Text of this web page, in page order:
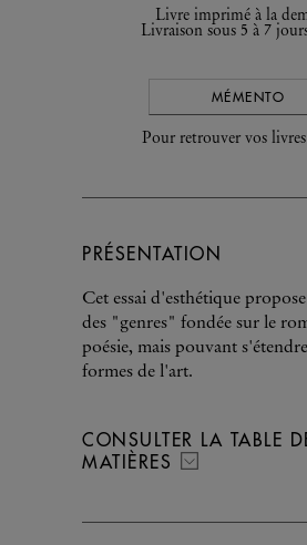
Livre imprimé à la
Livraison sous 5 à 7
MÉMENTO
Pour retrouver vos
PRÉSENTATION
Cet essai d'esthétique
des "genres" fondée sur le
poésie, mais pouvant
formes de l'art.
CONSULTER LA TABLE
MATIÈRES